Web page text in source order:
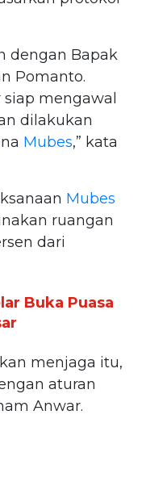
dengan Bapak
Pomanto.
mengawal
dilakukan
Mubes,” kata
Mubes
ruangan
dari
Buka Puasa
menjaga itu,
aturan
Anwar.